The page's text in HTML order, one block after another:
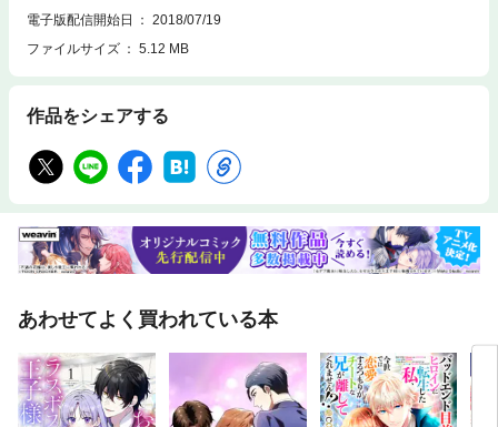
電子版配信開始日
2018/07/19
ファイルサイズ
5.12 MB
作品をシェアする
あわせてよく買われている本